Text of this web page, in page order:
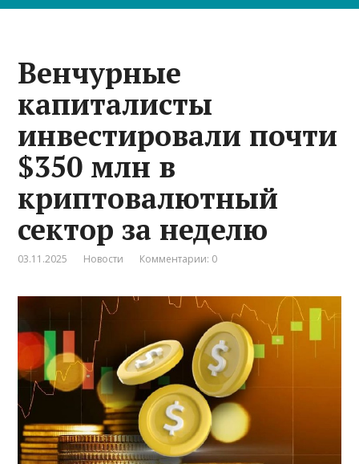
Венчурные
капиталисты
инвестировали почти
$350 млн в
криптовалютный
сектор за неделю
03.11.2025 Новости Комментарии: 0